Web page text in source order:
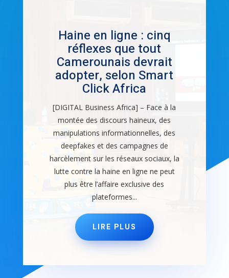
Haine en ligne : cinq
réflexes que tout
Camerounais devrait
adopter, selon Smart
Click Africa
[DIGITAL Business Africa] – Face à la
montée des discours haineux, des
manipulations informationnelles, des
deepfakes et des campagnes de
harcèlement sur les réseaux sociaux, la
lutte contre la haine en ligne ne peut
plus être l’affaire exclusive des
plateformes...
LIRE PLUS